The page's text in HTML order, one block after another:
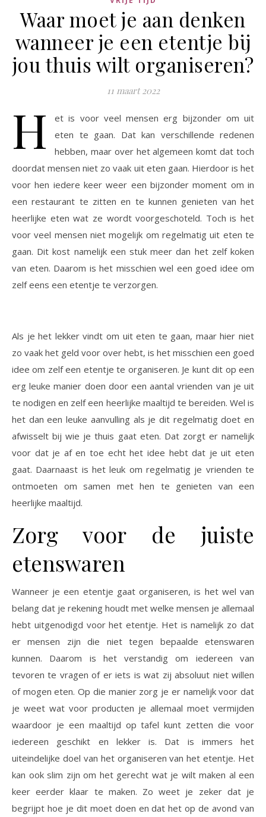
Waar moet je aan denken
wanneer je een etentje bij
jou thuis wilt organiseren?
11 maart 2022
H
et is voor veel mensen erg bijzonder om uit
eten te gaan. Dat kan verschillende redenen
hebben, maar over het algemeen komt dat toch
doordat mensen niet zo vaak uit eten gaan. Hierdoor is het
voor hen iedere keer weer een bijzonder moment om in
een restaurant te zitten en te kunnen genieten van het
heerlijke eten wat ze wordt voorgeschoteld. Toch is het
voor veel mensen niet mogelijk om regelmatig uit eten te
gaan. Dit kost namelijk een stuk meer dan het zelf koken
van eten. Daarom is het misschien wel een goed idee om
zelf eens een etentje te verzorgen.
Als je het lekker vindt om uit eten te gaan, maar hier niet
zo vaak het geld voor over hebt, is het misschien een goed
idee om zelf een etentje te organiseren. Je kunt dit op een
erg leuke manier doen door een aantal vrienden van je uit
te nodigen en zelf een heerlijke maaltijd te bereiden. Wel is
het dan een leuke aanvulling als je dit regelmatig doet en
afwisselt bij wie je thuis gaat eten. Dat zorgt er namelijk
voor dat je af en toe echt het idee hebt dat je uit eten
gaat. Daarnaast is het leuk om regelmatig je vrienden te
ontmoeten om samen met hen te genieten van een
heerlijke maaltijd.
Zorg voor de juiste
etenswaren
Wanneer je een etentje gaat organiseren, is het wel van
belang dat je rekening houdt met welke mensen je allemaal
hebt uitgenodigd voor het etentje. Het is namelijk zo dat
er mensen zijn die niet tegen bepaalde etenswaren
kunnen. Daarom is het verstandig om iedereen van
tevoren te vragen of er iets is wat zij absoluut niet willen
of mogen eten. Op die manier zorg je er namelijk voor dat
je weet wat voor producten je allemaal moet vermijden
waardoor je een maaltijd op tafel kunt zetten die voor
iedereen geschikt en lekker is. Dat is immers het
uiteindelijke doel van het organiseren van het etentje. Het
kan ook slim zijn om het gerecht wat je wilt maken al een
keer eerder klaar te maken. Zo weet je zeker dat je
begrijpt hoe je dit moet doen en dat het op de avond van